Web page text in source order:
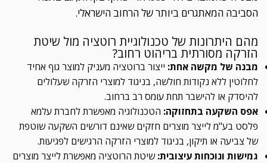
הסביבה המאתגרים ביותר של הרחוב הישראלי.
מהם היתרונות של טכנולוגיית רוטציה מול שיטת
הזרקה מסורתית בריהוט רחוב?
מבנה של מקשה אחת: ייצור ברוטציה מעניק למוצר גוף אחיד
לחלוטין ללא נקודות חולשה, בניגוד למוצרי הזרקה שעלולים
להיסדק או להישבר תחת עומס רב ברחוב.
אפס השקעה בתחזוקה: הטכנולוגיה מאפשרת לחברת עלמא
פלסט בע"מ לייצר מוצרים חזקים שאינם דורשים השקעה שוטפת
של צביעה או תיקון, בניגוד למוצרי הזרקה הרגישים לפגיעות.
גמישות ונוכחות עיצובית:שיטת הרוטציה מאפשרת לייצר מוצרים